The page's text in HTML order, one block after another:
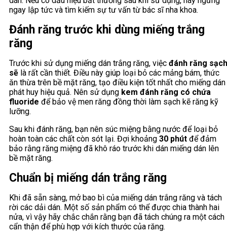
ngay lập tức và tìm kiếm sự tư vấn từ bác sĩ nha khoa.
Đánh răng trước khi dùng miếng trắng
răng
Trước khi sử dụng miếng dán trắng răng, việc đánh răng sạch
sẽ là rất cần thiết. Điều này giúp loại bỏ các mảng bám, thức
ăn thừa trên bề mặt răng, tạo điều kiện tốt nhất cho miếng dán
phát huy hiệu quả. Nên sử dụng kem đánh răng có chứa
fluoride để bảo vệ men răng đồng thời làm sạch kẽ răng kỹ
lưỡng.
Sau khi đánh răng, bạn nên súc miệng bằng nước để loại bỏ
hoàn toàn các chất còn sót lại. Đợi khoảng 30 phút để đảm
bảo rằng răng miệng đã khô ráo trước khi dán miếng dán lên
bề mặt răng.
Chuẩn bị miếng dán trắng răng
Khi đã sẵn sàng, mở bao bì của miếng dán trắng răng và tách
rời các dải dán. Một số sản phẩm có thể được chia thành hai
nửa, vì vậy hãy chắc chắn rằng bạn đã tách chúng ra một cách
cẩn thận để phù hợp với kích thước của răng.